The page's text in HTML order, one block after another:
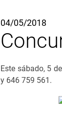
04/05/2018
Este sábado, 5
y 646 759 561.